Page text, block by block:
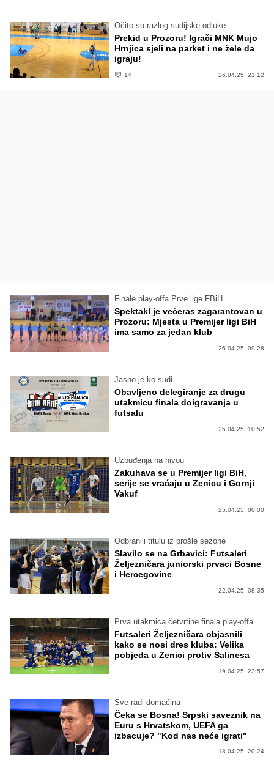
Očito su razlog sudijske odluke
Prekid u Prozoru! Igrači MNK Mujo
Hrnjica sjeli na parket i ne žele da
igraju!
14 26.04.25. 21:12
Finale play-offa Prve lige FBiH
Spektakl je večeras zagarantovan u
Prozoru: Mjesta u Premijer ligi BiH
ima samo za jedan klub
26.04.25. 09:28
Jasno je ko sudi
Obavljeno delegiranje za drugu
utakmicu finala doigravanja u
futsalu
25.04.25. 10:52
Uzbuđenja na nivou
Zakuhava se u Premijer ligi BiH,
serije se vraćaju u Zenicu i Gornji
Vakuf
25.04.25. 00:00
Odbranili titulu iz prošle sezone
Slavilo se na Grbavici: Futsaleri
Željezničara juniorski prvaci Bosne
i Hercegovine
22.04.25. 08:35
Prva utakmica četvrtine finala play-offa
Futsaleri Željezničara objasnili
kako se nosi dres kluba: Velika
pobjeda u Zenici protiv Salinesa
19.04.25. 23:57
Sve radi domaćina
Čeka se Bosna! Srpski saveznik na
Euru s Hrvatskom, UEFA ga
izbacuje? "Kod nas neće igrati"
18.04.25. 20:24